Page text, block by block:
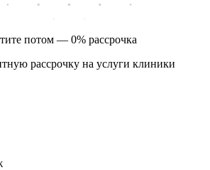
потом — 0% рассрочка
рассрочку на услуги клиники